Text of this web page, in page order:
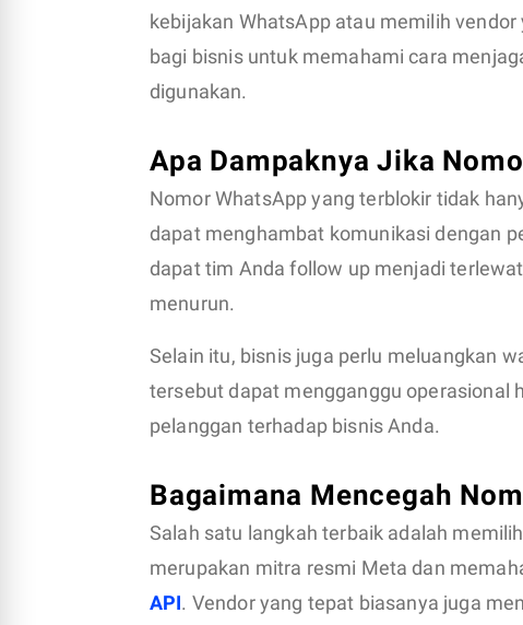
kebijakan WhatsApp atau memilih
bagi bisnis untuk memahami cara
digunakan.
Apa Dampaknya Jika
Nomor WhatsApp yang terblokir tidak
dapat menghambat komunikasi dengan
dapat tim Anda follow up menjadi
menurun.
Selain itu, bisnis juga perlu meluangkan
tersebut dapat mengganggu operasional
pelanggan terhadap bisnis Anda.
Bagaimana Mencegah
Salah satu langkah terbaik adalah
merupakan mitra resmi Meta dan
API. Vendor yang tepat biasanya juga